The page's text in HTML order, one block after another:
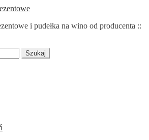
i pudełka na wino od producenta ::
Szukaj